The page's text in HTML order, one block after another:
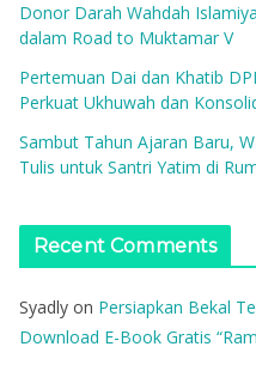
Donor Darah Wahdah
dalam Road to Muktamar V
Pertemuan Dai dan Khatib
Perkuat Ukhuwah dan
Sambut Tahun Ajaran Baru,
Tulis untuk Santri Yatim di
Recent Comments
Syadly on Persiapkan Bekal
Download E-Book Gratis